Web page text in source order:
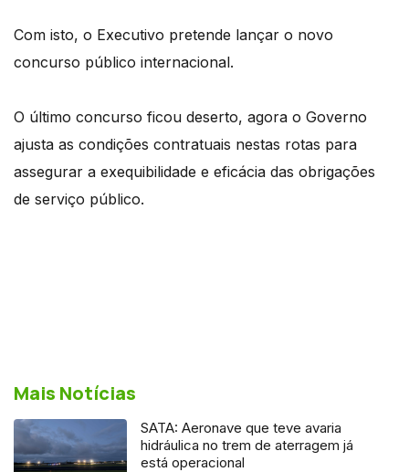
Com isto, o Executivo pretende lançar o novo
concurso público internacional.
O último concurso ficou deserto, agora o Governo
ajusta as condições contratuais nestas rotas para
assegurar a exequibilidade e eficácia das obrigações
de serviço público.
Mais Notícias
SATA: Aeronave que teve avaria
hidráulica no trem de aterragem já
está operacional